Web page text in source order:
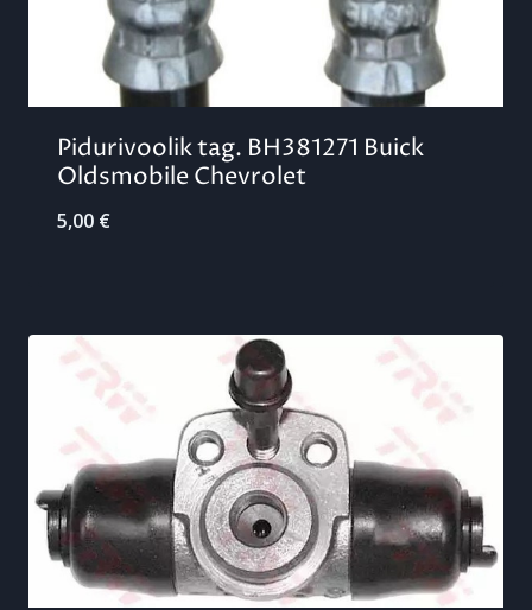
Pidurivoolik tag. BH381271 Buick
Oldsmobile Chevrolet
5,00 €